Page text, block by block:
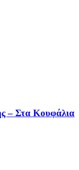
– Στα Κουφάλια